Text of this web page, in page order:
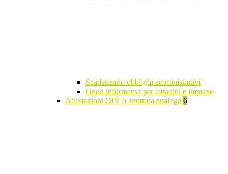
Scadenzario obblighi amministrativi
Oneri informativi per cittadini e imprese
Attestazioni OIV o struttura analoga 6